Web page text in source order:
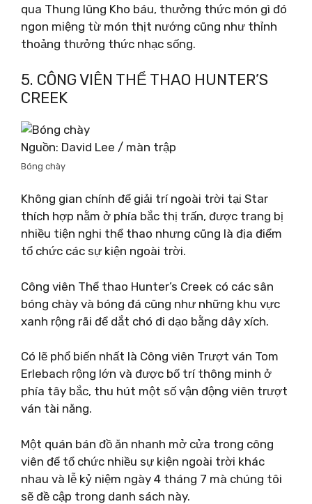
qua Thung lũng Kho báu, thưởng thức món gì đó
ngon miệng từ món thịt nướng cũng như thỉnh
thoảng thưởng thức nhạc sống.
5. CÔNG VIÊN THỂ THAO HUNTER’S
CREEK
Nguồn: David Lee / màn trập
Bóng chày
Không gian chính để giải trí ngoài trời tại Star
thích hợp nằm ở phía bắc thị trấn, được trang bị
nhiều tiện nghi thể thao nhưng cũng là địa điểm
tổ chức các sự kiện ngoài trời.
Công viên Thể thao Hunter’s Creek có các sân
bóng chày và bóng đá cũng như những khu vực
xanh rộng rãi để dắt chó đi dạo bằng dây xích.
Có lẽ phổ biến nhất là Công viên Trượt ván Tom
Erlebach rộng lớn và được bố trí thông minh ở
phía tây bắc, thu hút một số vận động viên trượt
ván tài năng.
Một quán bán đồ ăn nhanh mở cửa trong công
viên để tổ chức nhiều sự kiện ngoài trời khác
nhau và lễ kỷ niệm ngày 4 tháng 7 mà chúng tôi
sẽ đề cập trong danh sách này.